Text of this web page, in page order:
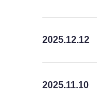
2025.12.12
2025.11.10